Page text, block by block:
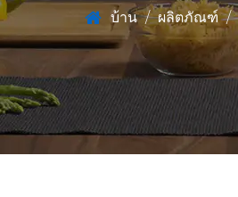
บ้าน / ผลิตภัณฑ์ /